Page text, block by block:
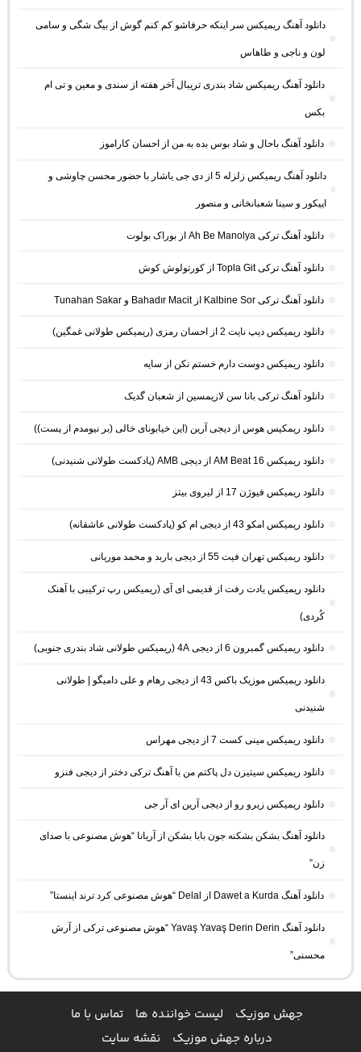
دانلود آهنگ ریمیکس سر اینکه حرفاشو کم کنم گوش از بیگ شگی و سامی
لون و ناجی و طاهاس
دانلود آهنگ ریمیکس شاد بندری تریبال آخر هفته از سندی و معین و تی ام
بکس
دانلود آهنگ باحال و شاد بوس بده به من از احسان کاراموز
دانلود آهنگ ریمیکس زلزله 5 از دی جی یاشار با حضور محسن چاوشی و
اپیکور و سینا شعبانخانی و منصور
دانلود آهنگ ترکی Ah Be Manolya از بوراک بولوت
دانلود آهنگ ترکی Topla Git از کورتولوش کوش
دانلود آهنگ ترکی Kalbine Sor از Bahadır Macit و Tunahan Sakar
دانلود ریمیکس دیپ نایت 2 از احسان رمزی (ریمیکس طولانی غمگین)
دانلود ریمیکس دوست دارم خستم نکن از سایه
دانلود آهنگ ترکی بانا سن لازیمسین از شعبان گدیک
دانلود ریمکیس هوس از دیجی آرین (این خیابونای خالی (بر نیومدم از پست))
دانلود ریمیکس AM Beat 16 از دیجی AMB (پادکست طولانی شنیدنی)
دانلود ریمیکس فیوژن 17 از لیروی بیتز
دانلود ریمیکس امکو 43 از دیجی ام کو (پادکست طولانی عاشقانه)
دانلود ریمیکس تهران فیت 55 از دیجی باربد و محمد موریانی
دانلود ریمیکس یادت رفت از قدیمی ای آی (ریمیکس رپ ترکیبی با آهنک
کُردی)
دانلود ریمیکس گمبرون 6 از دیجی 4A (ریمیکس طولانی شاد بندری جنوبی)
دانلود ریمیکس موزیک باکس 43 از دیجی رهام و علی دامیگو | طولانی
شنیدنی
دانلود ریمیکس مینی کست 7 از دیجی مهراس
دانلود ریمیکس سیتیزن دل پاکتم من با آهنگ ترکی دختر از دیجی فنزو
دانلود ریمیکس زیرو رو از دیجی آرین ای آر جی
دانلود آهنگ بشکن بشکنه جون بابا بشکن از آریانا “هوش مصنوعی با صدای
زن”
دانلود آهنگ Dawet a Kurda از Delal “هوش مصنوعی کرد ترند اینستا”
دانلود آهنگ Yavaş Yavaş Derin Derin “هوش مصنوعی ترکی از آرش
محسنی”
جهش موزیک لیست خواننده ها
تماس با ما
درباره جهش موزیک
نقشه سایت